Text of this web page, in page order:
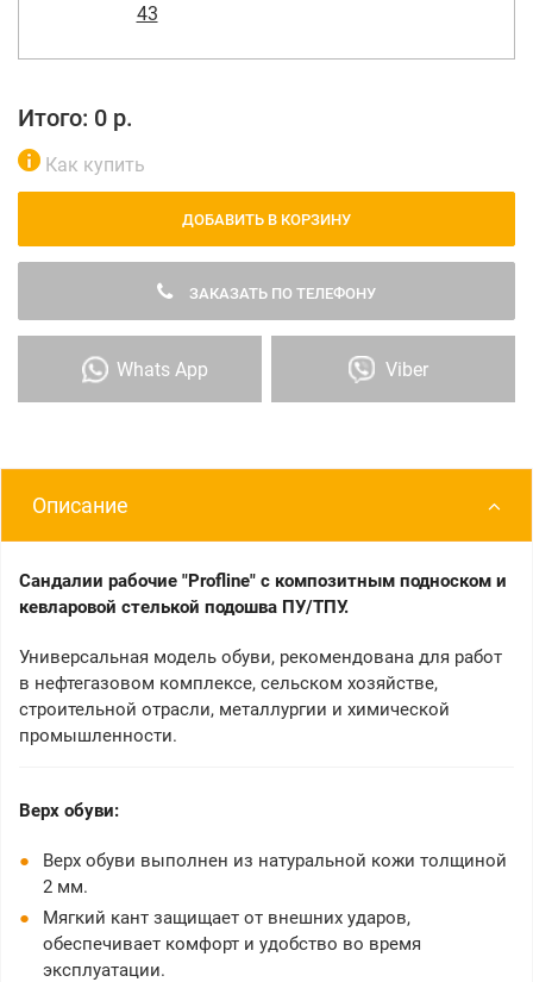
43
Итого: 0 р.
Как купить
ДОБАВИТЬ В КОРЗИНУ
ЗАКАЗАТЬ ПО ТЕЛЕФОНУ
Whats App Viber
Описание
Сандалии рабочие "Profline" с композитным подноском и
кевларовой стелькой подошва ПУ/ТПУ.
Универсальная модель обуви, рекомендована для работ
в нефтегазовом комплексе, сельском хозяйстве,
строительной отрасли, металлургии и химической
промышленности.
Верх обуви:
Верх обуви выполнен из натуральной кожи толщиной
2 мм.
Мягкий кант защищает от внешних ударов,
обеспечивает комфорт и удобство во время
эксплуатации.